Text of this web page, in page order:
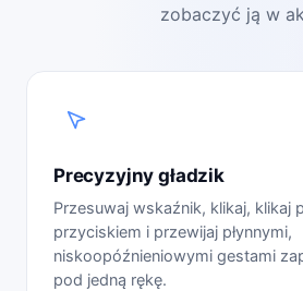
zobaczyć ją w
Precyzyjny gładzik
Przesuwaj wskaźnik, klikaj, klikaj
przyciskiem i przewijaj płynnymi,
niskoopóźnieniowymi gestami
pod jedną rękę.